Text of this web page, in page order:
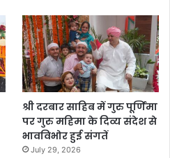
श्री दरबार साहिब में गुरु पूर्णिमा
पर गुरु महिमा के दिव्य संदेश से
भावविभोर हुई संगतें
July 29, 2026